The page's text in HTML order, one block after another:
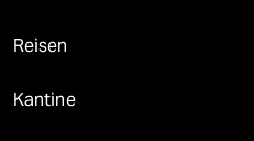
Reisen
Kantine